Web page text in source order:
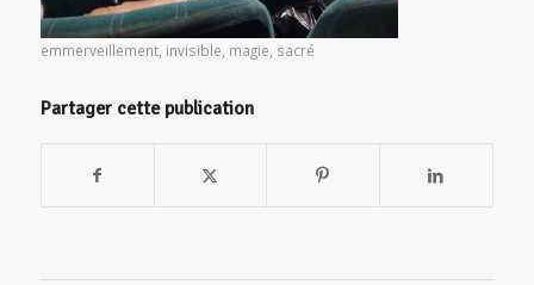
emmerveillement, invisible magie sacré
Partager cette publication